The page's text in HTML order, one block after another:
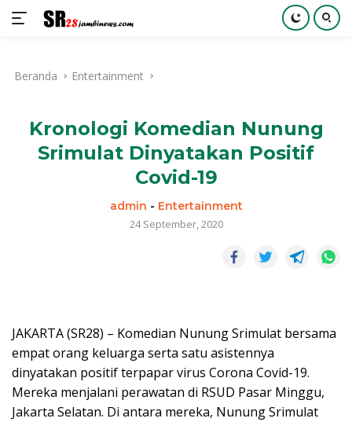
kontenBeranda Entertainment
Kronologi Komedian Nunung
Srimulat Dinyatakan Positif
Covid-19
admin - Entertainment
24 September, 2020
JAKARTA (SR28) – Komedian Nunung Srimulat bersama
empat orang keluarga serta satu asistennya
dinyatakan positif terpapar virus Corona Covid-19.
Mereka menjalani perawatan di RSUD Pasar Minggu,
Jakarta Selatan. Di antara mereka, Nunung Srimulat